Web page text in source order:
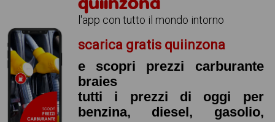
l'app con tutto il mondo intorno
scarica gratis quiinzona
e scopri prezzi carburante
braies
tutti i prezzi di oggi per
benzina, diesel, gasolio,